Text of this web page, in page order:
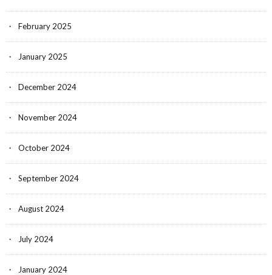
February 2025
January 2025
December 2024
November 2024
October 2024
September 2024
August 2024
July 2024
January 2024